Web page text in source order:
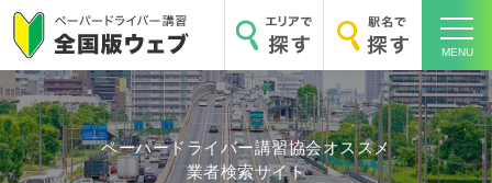
MENU
ペーパードライバー講習協会オススメ
業者検索サイト